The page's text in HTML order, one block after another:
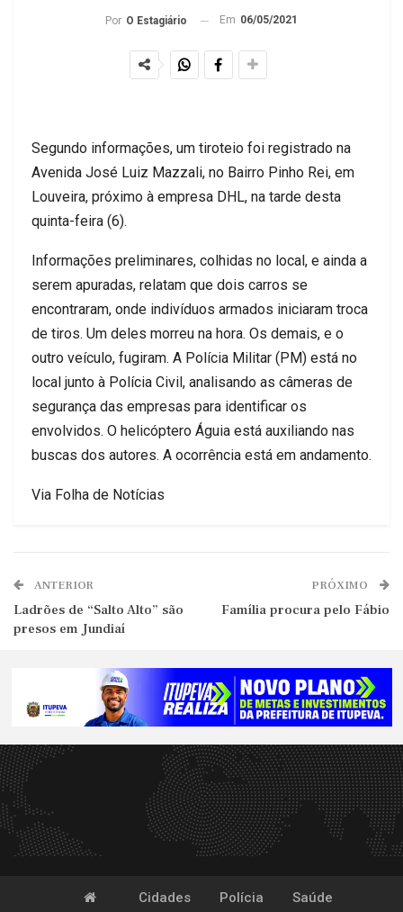
Por O Estagiário Em 06/05/2021
Segundo informações, um tiroteio foi registrado na
Avenida José Luiz Mazzali, no Bairro Pinho Rei, em
Louveira, próximo à empresa DHL, na tarde desta
quinta-feira (6).
Informações preliminares, colhidas no local, e ainda a
serem apuradas, relatam que dois carros se
encontraram, onde indivíduos armados iniciaram troca
de tiros. Um deles morreu na hora. Os demais, e o
outro veículo, fugiram. A Polícia Militar (PM) está no
local junto à Polícia Civil, analisando as câmeras de
segurança das empresas para identificar os
envolvidos. O helicóptero Águia está auxiliando nas
buscas dos autores. A ocorrência está em andamento.
Via Folha de Notícias
ANTERIOR
Ladrões de “Salto Alto” são
presos em Jundiaí
PRÓXIMO
Família procura pelo Fábio
Cidades Polícia Saúde